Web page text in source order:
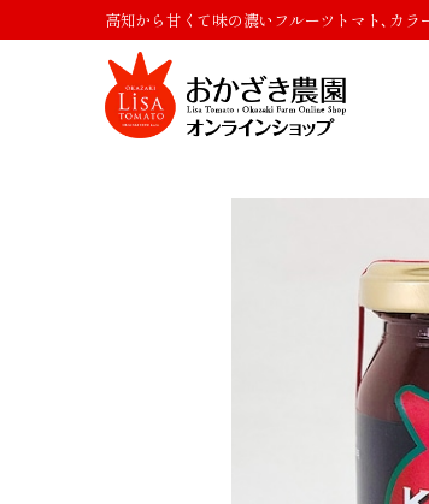
高知から甘くて味の濃いフルーツトマト､カラ